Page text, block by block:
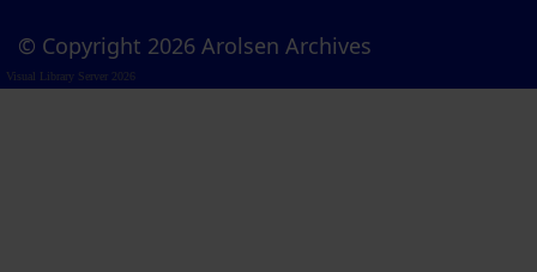
© Copyright 2026 Arolsen Archives
Visual Library Server 2026